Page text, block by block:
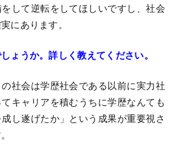
して逆転をしてほしいですし、社会
にあります。
うか。詳しく教えてください。
の社会は学歴社会である以前に実力社
キャリアを積むうちに学歴なんても
し遂げたか」という成果が重要視さ